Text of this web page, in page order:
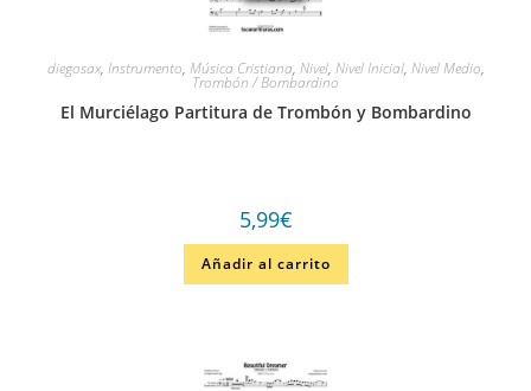
diegosax, Instrumento, Música Cristiana, Nivel, Nivel Inicial, Nivel Medio,
Trombón / Bombardino
El Murciélago Partitura de Trombón y Bombardino
5,99€
Añadir al carrito